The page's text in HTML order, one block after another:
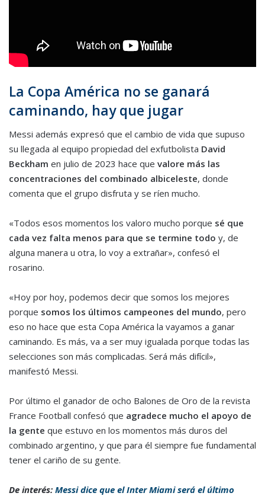
La Copa América no se ganará
caminando, hay que jugar
Messi además expresó que el cambio de vida que supuso
su llegada al equipo propiedad del exfutbolista David
Beckham en julio de 2023 hace que valore más las
concentraciones del combinado albiceleste, donde
comenta que el grupo disfruta y se ríen mucho.
«Todos esos momentos los valoro mucho porque sé que
cada vez falta menos para que se termine todo y, de
alguna manera u otra, lo voy a extrañar», confesó el
rosarino.
«Hoy por hoy, podemos decir que somos los mejores
porque somos los últimos campeones del mundo, pero
eso no hace que esta Copa América la vayamos a ganar
caminando. Es más, va a ser muy igualada porque todas las
selecciones son más complicadas. Será más difícil»,
manifestó Messi.
Por último el ganador de ocho Balones de Oro de la revista
France Football confesó que agradece mucho el apoyo de
la gente que estuvo en los momentos más duros del
combinado argentino, y que para él siempre fue fundamental
tener el cariño de su gente.
De interés: Messi dice que el Inter Miami será el último